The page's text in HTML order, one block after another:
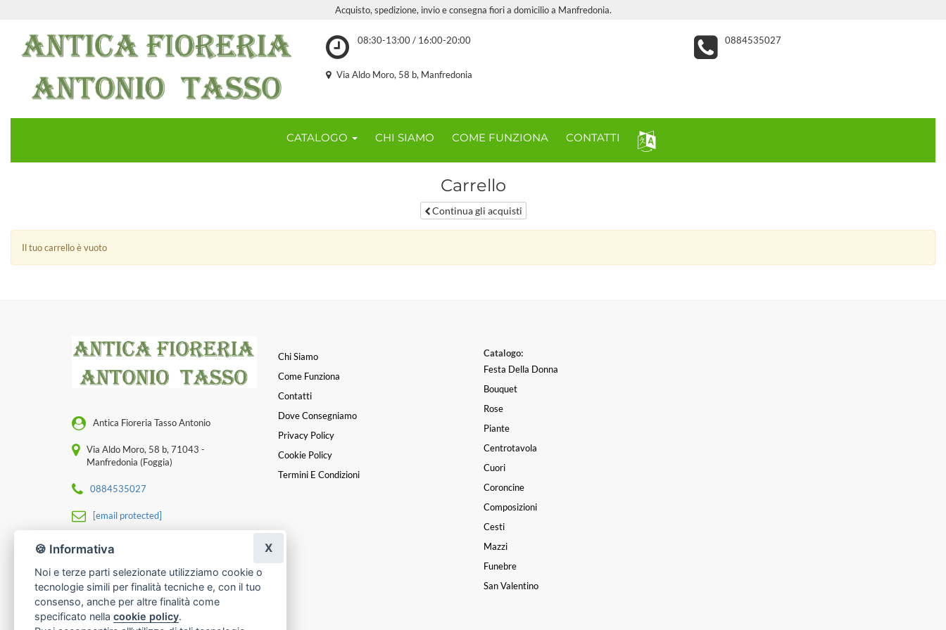
Acquisto, spedizione, invio e consegna fiori a domicilio a Manfredonia.
08:30-13:00 / 16:00-20:00 0884535027
Via Aldo Moro, 58 b, Manfredonia
CATALOGO CHI SIAMO COME FUNZIONA CONTATTI
Carrello
Continua gli acquisti
Il tuo carrello è vuoto
Antica Fioreria Tasso Antonio
Via Aldo Moro, 58 b, 71043 -
Manfredonia (Foggia)
0884535027
[email protected]
P. IVA 02148580711
Chi Siamo
Come Funziona
Contatti
Dove Consegniamo
Privacy Policy
Cookie Policy
Termini E Condizioni
Catalogo:
Festa Della Donna
Bouquet
Rose
Piante
Centrotavola
Cuori
Coroncine
Composizioni
Cesti
Mazzi
Funebre
San Valentino
🍪 Informativa
Noi e terze parti selezionate utilizziamo cookie o
tecnologie simili per finalità tecniche e, con il tuo
consenso, anche per altre finalità come
specificato nella cookie policy.
X